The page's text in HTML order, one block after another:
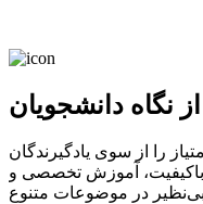
نگاه دانشجویان
را از سوی یادگیرندگان
آموزش تخصصی و